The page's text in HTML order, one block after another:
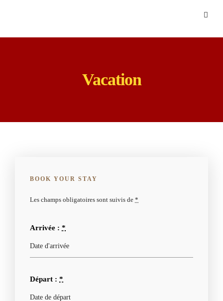
Vacation
BOOK YOUR STAY
Les champs obligatoires sont suivis de *
Arrivée : *
Départ : *